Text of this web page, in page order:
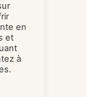
en
et
à